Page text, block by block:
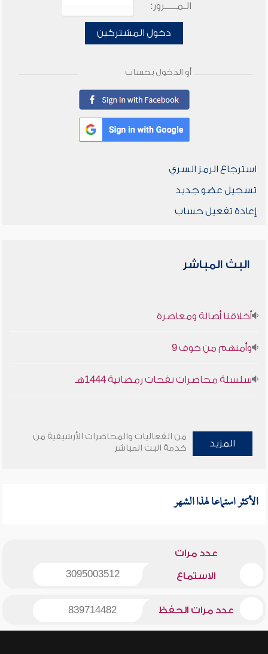
الـمـــــرور:
دخول المشتركين
أو الدخول بحساب
استرجاع الرمز السري
تسجيل عضو جديد
إعادة تفعيل حساب
البث المباشر
أخلاقنا أصالة ومعاصرة
وأمنهم من خوف 9
سلسلة محاضرات نفحات رمضانية 1444هـ
المزيد
من الفعاليات والمحاضرات الأرشيفية من
خدمة البث المباشر
الأكثر استماعا لهذا الشهر
عدد مرات
الاستماع 3095003512
عدد مرات الحفظ 839714482